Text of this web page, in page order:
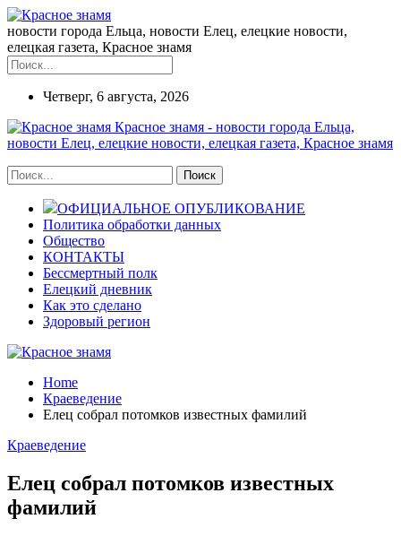
новости города Ельца, новости Елец, елецкие новости,
елецкая газета, Красное знамя
Четверг, 6 августа, 2026
Красное знамя - новости города Ельца,
новости Елец, елецкие новости, елецкая газета, Красное знамя
ОФИЦИАЛЬНОЕ ОПУБЛИКОВАНИЕ
Политика обработки данных
Общество
КОНТАКТЫ
Бессмертный полк
Елецкий дневник
Как это сделано
Здоровый регион
Home
Краеведение
Елец собрал потомков известных фамилий
Краеведение
Елец собрал потомков известных
фамилий